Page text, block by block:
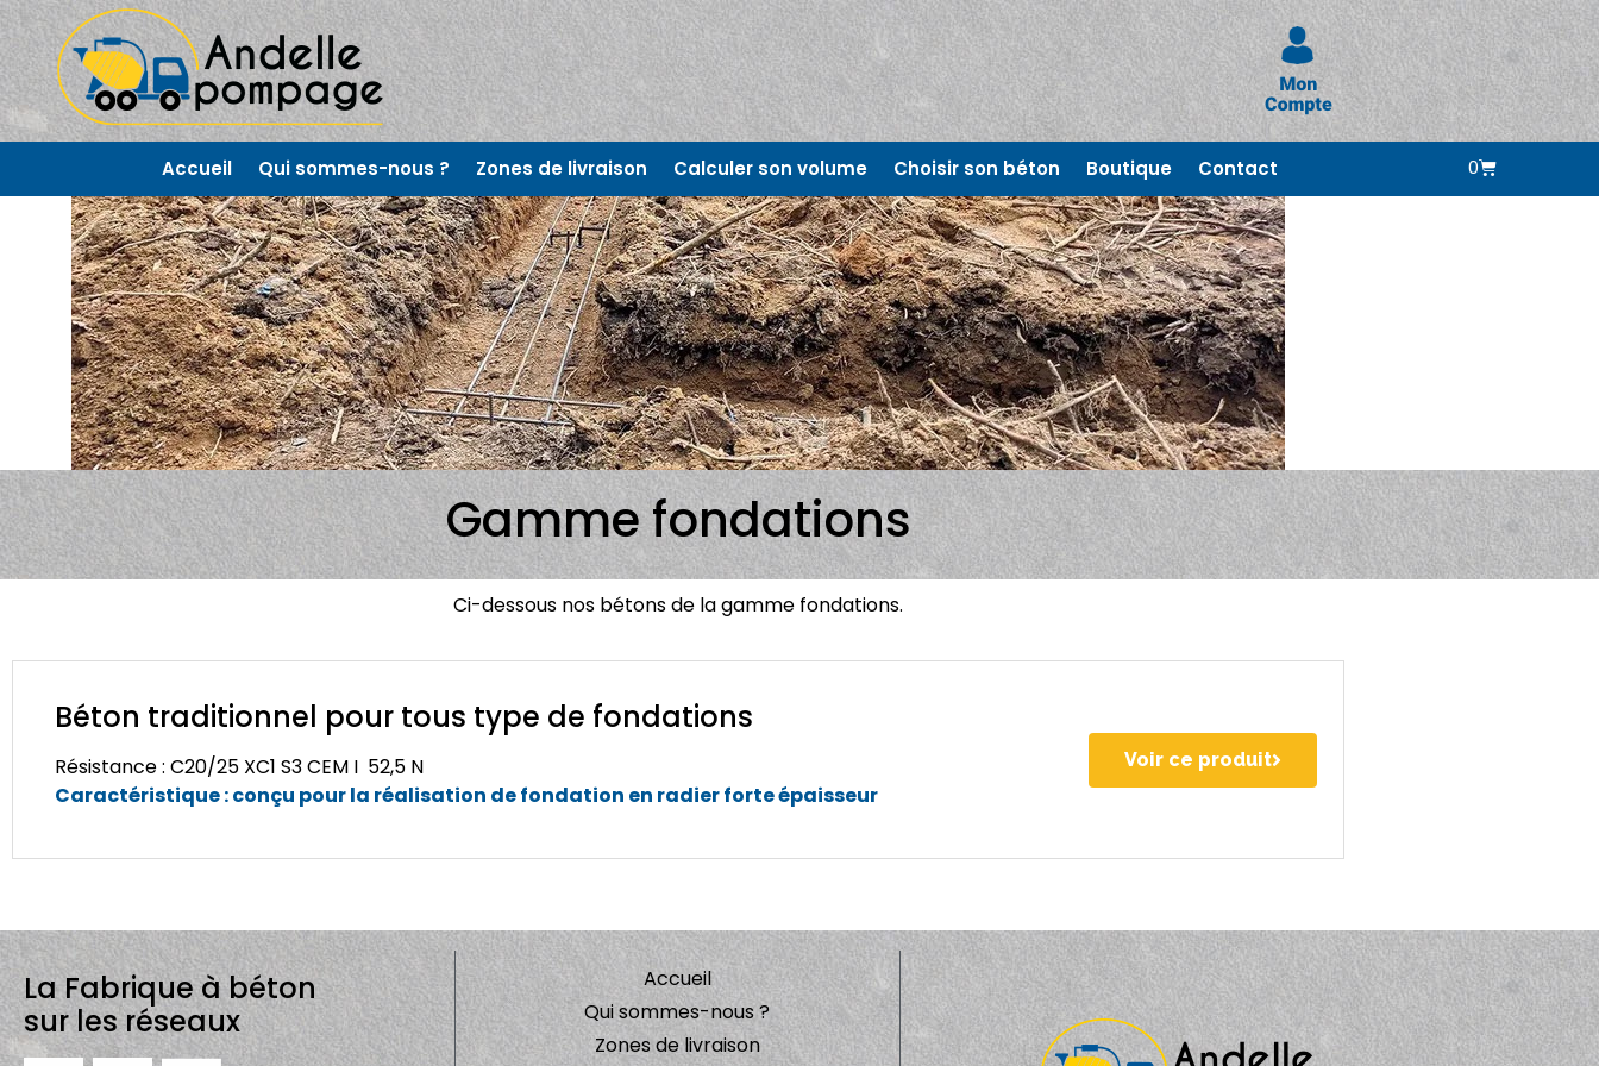
Accueil Qui sommes-nous ? Zones de livraison Calculer son volume Choisir son béton Boutique Contact 0
Gamme fondations
Ci-dessous nos bétons de la gamme fondations.
Béton traditionnel pour tous type de fondations
Résistance : C20/25 XC1 S3 CEM I 52,5 N
Caractéristique : conçu pour la réalisation de fondation en radier forte épaisseur
Voir ce produit
La Fabrique à béton
sur les réseaux
Accueil
Qui sommes-nous ?
Zones de livraison